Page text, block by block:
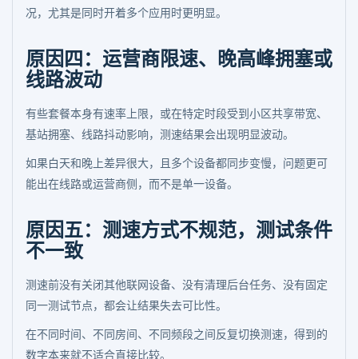
况，尤其是同时开着多个应用时更明显。
原因四：运营商限速、晚高峰拥塞或
线路波动
有些套餐本身有速率上限，或在特定时段受到小区共享带宽、
基站拥塞、线路抖动影响，测速结果会出现明显波动。
如果白天和晚上差异很大，且多个设备都同步变慢，问题更可
能出在线路或运营商侧，而不是单一设备。
原因五：测速方式不规范，测试条件
不一致
测速前没有关闭其他联网设备、没有清理后台任务、没有固定
同一测试节点，都会让结果失去可比性。
在不同时间、不同房间、不同频段之间反复切换测速，得到的
数字本来就不适合直接比较。